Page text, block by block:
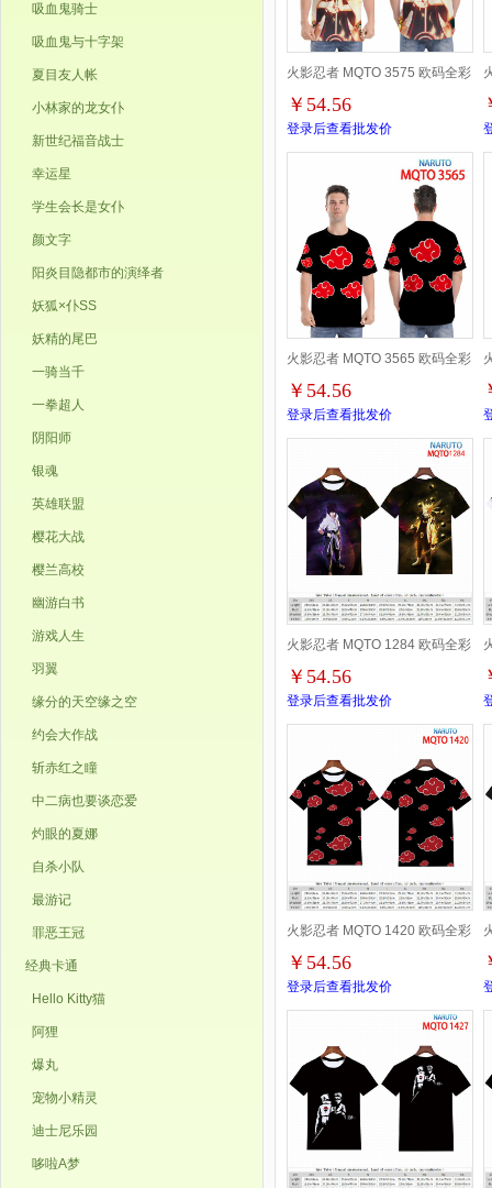
吸血鬼骑士
吸血鬼与十字架
夏目友人帐
小林家的龙女仆
新世纪福音战士
幸运星
学生会长是女仆
颜文字
阳炎目隐都市的演绎者
妖狐×仆SS
妖精的尾巴
一骑当千
一拳超人
阴阳师
银魂
英雄联盟
樱花大战
樱兰高校
幽游白书
游戏人生
羽翼
缘分的天空缘之空
约会大作战
斩赤红之瞳
中二病也要谈恋爱
灼眼的夏娜
自杀小队
最游记
罪恶王冠
经典卡通
Hello Kitty猫
阿狸
爆丸
宠物小精灵
迪士尼乐园
哆啦A梦
火影忍者 MQTO 3575 欧码全彩
印花短袖T恤-2XS-4XL共9个码
￥54.56
登录后查看批发价
火影忍者 MQTO 3565 欧码全彩
印花短袖T恤-2XS-4XL共9个码
￥54.56
登录后查看批发价
火影忍者 MQTO 1284 欧码全彩
印花短袖T恤-2XS-4XL共9个码
￥54.56
登录后查看批发价
火影忍者 MQTO 1420 欧码全彩
印花短袖T恤-2XS-4XL共9个码
￥54.56
登录后查看批发价